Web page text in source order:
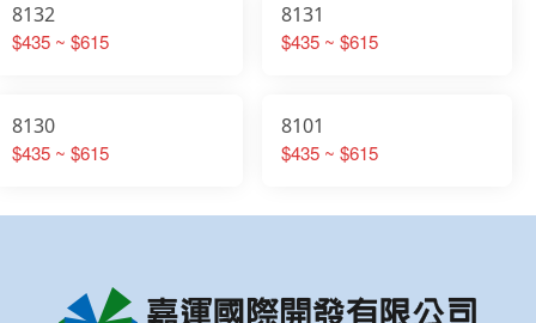
8132
$435 ~ $615
8131
$435 ~ $615
8130
$435 ~ $615
8101
$435 ~ $615